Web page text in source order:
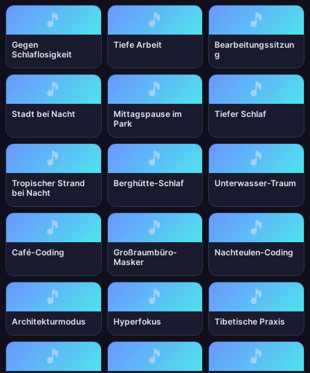
🎵
Gegen
Schlaflosigkeit
🎵
Tiefe Arbeit
🎵
Bearbeitungssitzun
g
🎵
Stadt bei Nacht
🎵
Mittagspause im
Park
🎵
Tiefer Schlaf
🎵
Tropischer Strand
bei Nacht
🎵
Berghütte-Schlaf
🎵
Unterwasser-Traum
🎵
Café-Coding
🎵
Großraumbüro-
Masker
🎵
Nachteulen-Coding
🎵
Architekturmodus
🎵
Hyperfokus
🎵
Tibetische Praxis
🎵 🎵 🎵